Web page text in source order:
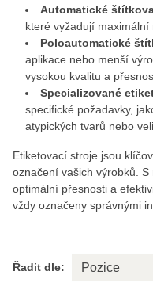
Automatické
které vyžadují maximální
Poloautomatické
aplikace nebo menší
vysokou kvalitu a
Specializované
specifické požadavky,
atypických tvarů nebo
Etiketovací stroje jsou
označení vašich výrobků.
optimální přesnosti a
vždy označeny správnými
Řadit dle: